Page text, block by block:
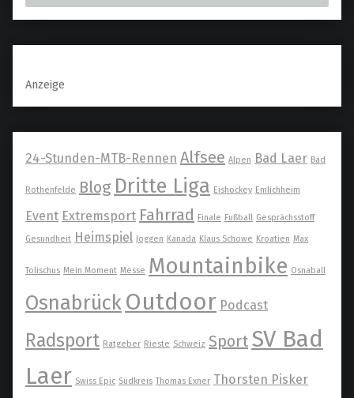
Anzeige
24-Stunden-MTB-Rennen Alfsee Alpen Bad Laer Bad
Rothenfelde Blog Dritte Liga Eishockey Emlichheim
Event Extremsport Fahrrad Finale Fußball Gesprächsstoff
Gesundheit Heimspiel Joggen Kanada Klaus Schowe Kroatien Max
Tolischus Mein Moment Messe Mountainbike Osnaball
OsnabrückOutdoor Podcast
Radsport Ratgeber Rieste Schweiz Sport SV Bad
Laer Swiss Epic Südkreis Thomas Exner Thorsten Pisker